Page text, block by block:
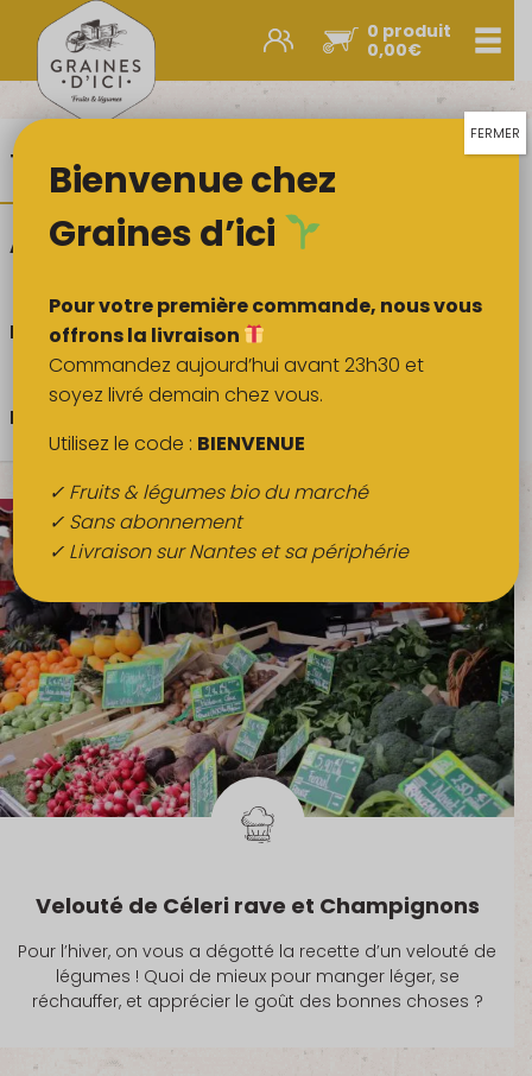
0 produit
0,00€
Promos et nouveautés
Légumes & œufs
Fruits
Viandes
Boulangerie
Crémerie
Poissons
Épicerie sucrée
Épices
Boissons
QUI SOMMES-NOUS ?
FRUITS BIO AU BUREAU
NOS PRODUCTEURS
NOS MARCHÉS
Toute l‘actualité Nos recettes
Actus des Graines Consommer de saison
Histoires de producteurs
Nos p'tites astuces
Velouté de Céleri rave et Champignons
Pour l’hiver, on vous a dégotté la recette d’un velouté de
légumes ! Quoi de mieux pour manger léger, se
réchauffer, et apprécier le goût des bonnes choses ?
Bienvenue chez
Graines d’ici
Pour votre première commande, nous vous
offrons la livraison
Commandez aujourd’hui avant 23h30 et
soyez livré demain chez vous.
Utilisez le code : BIENVENUE
✓ Fruits & légumes bio du marché
✓ Sans abonnement
✓ Livraison sur Nantes et sa périphérie
FERMER